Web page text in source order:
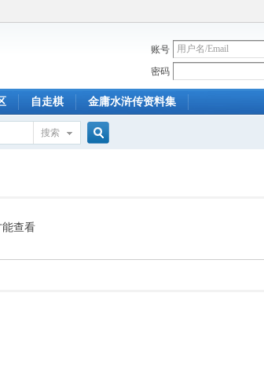
账号
密码
自走棋 金庸水浒传资料集
搜索
查看